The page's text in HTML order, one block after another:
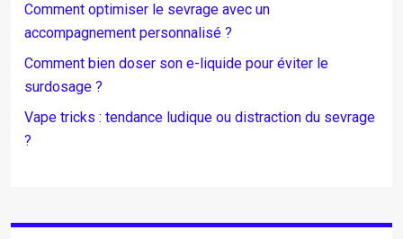
Comment optimiser le sevrage avec un
accompagnement personnalisé ?
Comment bien doser son e-liquide pour éviter le
surdosage ?
Vape tricks : tendance ludique ou distraction du sevrage
?